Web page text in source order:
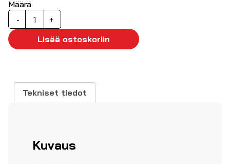
Määrä
-
D-
Sub
naarasliitin
9-
määrä
+
Lisää ostoskoriin
Tekniset tiedot
Kuvaus